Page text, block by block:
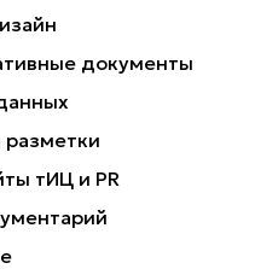
документы
разметки
тИЦ и PR